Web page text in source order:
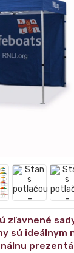
zľavnené
sú ideálnym